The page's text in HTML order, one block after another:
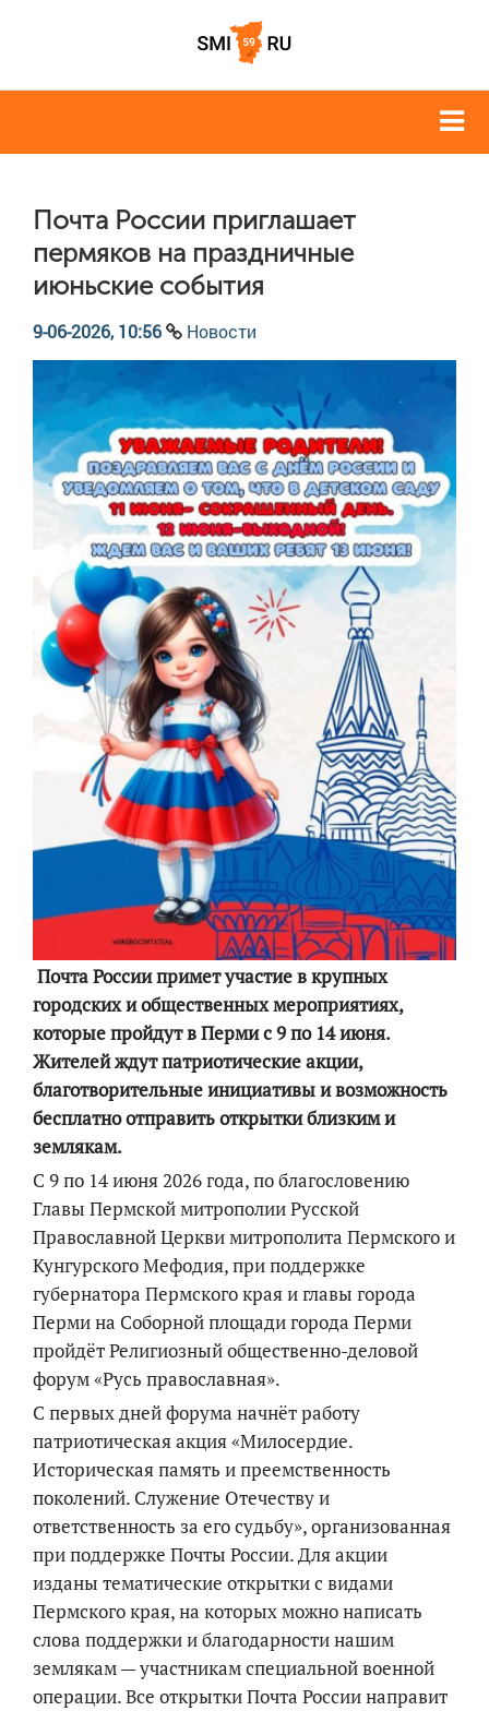
Почта России приглашает
пермяков на праздничные
июньские события
9-06-2026, 10:56 Новости
Почта России примет участие в крупных
городских и общественных мероприятиях,
которые пройдут в Перми с 9 по 14 июня.
Жителей ждут патриотические акции,
благотворительные инициативы и возможность
бесплатно отправить открытки близким и
землякам.
С 9 по 14 июня 2026 года, по благословению
Главы Пермской митрополии Русской
Православной Церкви митрополита Пермского и
Кунгурского Мефодия, при поддержке
губернатора Пермского края и главы города
Перми на Соборной площади города Перми
пройдёт Религиозный общественно-деловой
форум «Русь православная».
С первых дней форума начнёт работу
патриотическая акция «Милосердие.
Историческая память и преемственность
поколений. Служение Отечеству и
ответственность за его судьбу», организованная
при поддержке Почты России. Для акции
изданы тематические открытки с видами
Пермского края, на которых можно написать
слова поддержки и благодарности нашим
землякам — участникам специальной военной
операции. Все открытки Почта России направит